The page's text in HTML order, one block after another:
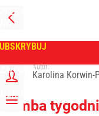
PRZEJDŹ
NA
GŁÓWNĄ
ZALOGUJ
MENU
Tygodnik Wprost
Autor:
Karolina Korwin-
Bomba